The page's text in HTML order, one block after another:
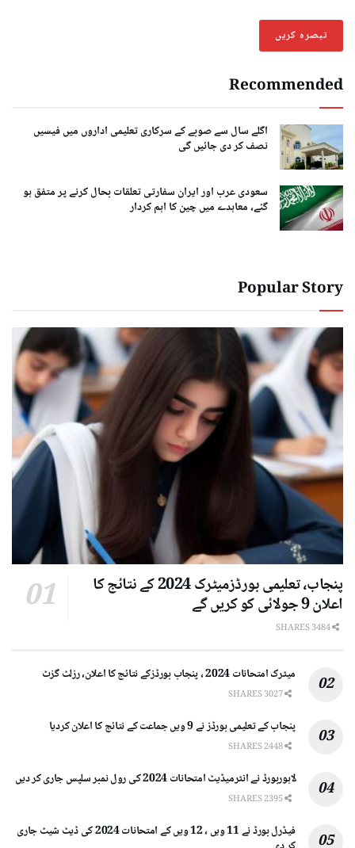
Recommended
اگلے سال سے صوبے کے سرکاری تعلیمی اداروں میں فیسیں
نصف کر دی جائیں گی
سعودی عرب اور ایران سفارتی تعلقات بحال کرنے پر متفق ہو
گئے، معاہدے میں چین کا اہم کردار
Popular Story
پنجاب، تعلیمی بورڈزمیٹرک 2024 کے نتائج کا
اعلان 9 جولائی کو کریں گے
میٹرک امتحانات 2024 ، پنجاب بورڈزکے نتائج کا اعلان، رزلٹ گزٹ
پنجاب کے تعلیمی بورڈز نے 9 ویں جماعت کے نتائج کا اعلان کردیا
لاہوربورڈ نے انٹرمیڈیٹ امتحانات 2024 کی رول نمبر سلپس جاری کر دیں
فیڈرل بورڈ نے 11 ویں ، 12 ویں کے امتحانات 2024 کی ڈیٹ شیٹ جاری